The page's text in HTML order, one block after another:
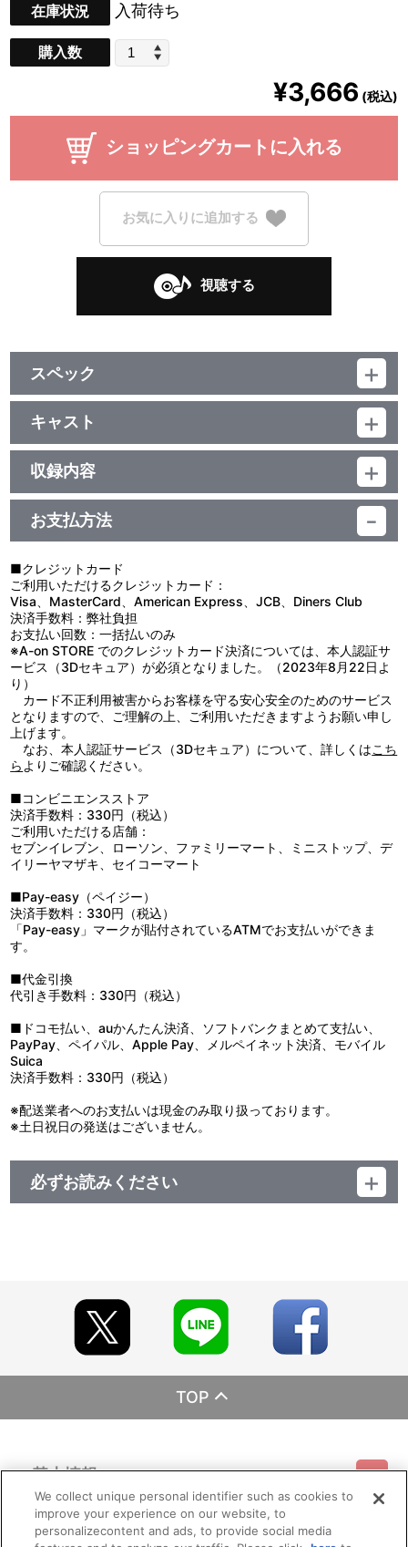
在庫状況 入荷待ち
購入数
¥3,666 (税込)
ショッピングカートに入れる
お気に入りに追加する
視聴する
スペック
品番：LACA-9285
ジャンル：国内アニメ音楽
アルバム
／119分
キャスト
中西亮輔(音楽)/CooRie/yozuca*/森園立夏(CV.新田恵海)/森園立夏
(CV.新田恵海)、芳乃シャルル(CV.宮崎羽衣)、葛木姫乃(CV.佐々木
未来)、瑠川さら(CV.桜咲千依)、陽ノ下葵(CV.海保えりか)
収録内容
＜収録曲＞
1：サクラの伝説 （Ｍ３８）
2：サクラハッピーイノベーション （ＴＶ ｓｉｚｅ） （ＴＶ
アニメ『Ｄ．Ｃ．Ⅲ～ダ・カーポⅢ～』オープニングテーマ）
3：謎の… （Ｍ３７）
4：朝の吐息 （Ｍ０２）
5：ほのぼのとコミカルに （Ｍ０５）
6：翻弄される清隆 （Ｍ２２）
7：上から立夏 （Ｍ１６）
8：乙女の秘密会議 （Ｍ１０）
9：回想、優しく （Ｍ２９）
11：信じる気持ち （Ｍ３１）
12：シャルル（ｈａｐｐｙ ｇｉｆｔ） （Ｍ１２）
13：可愛らしくも意味ありげ （Ｍ１９）
14：何気ない１日のはじまり （Ｍ０１）
15：コミカルなシリアス （Ｍ２３）
17：陽のあたる教室 （Ｍ１７）
18：会いたいよ （ＴＶ ｓｉｚｅ） （ＴＶアニメ『Ｄ．Ｃ．Ⅲ
～ダ・カーポⅢ～』エンディングテーマ）
19：優しさ （Ｍ２８）
21：葵（青い空の下で） （Ｍ１５）
22：乙女たちの応酬 （Ｍ２５）
24：Ａ ｃｈｉｌｄ’ｓ ｔｏｙ （Ｍ２０）
25：さわやかな朝 （Ｍ０３）
26：明朗快活 （Ｍ０６）
27：緊迫 （Ｍ１８）
29：悲しみ （Ｍ３３）
30：デート （Ｍ３９）
32：メグル （ＴＶ ｓｉｚｅ） （ＴＶアニメ『Ｄ．Ｃ．Ⅲ～
ダ・カーポⅢ～』エンディングテーマ）
5：さくらの木 （Ｍ４２）
6：夕暮れ時 （Ｍ０４）
7：悲壮 （Ｍ３５）
8：暗い想い出 （Ｍ２６）
10：別れの予感 （Ｍ３４）
11：せつなさ （Ｏｐｅｎｉｎｇ Ａｒｒａｎｇｅ）
16：Ｍ０９ ［未使用ＢＧＭ］
17：Ｍ１１ ［未使用ＢＧＭ］
18：Ｍ２１ ［未使用ＢＧＭ］
お支払方法
■クレジットカード
ご利用いただけるクレジットカード：
Visa、MasterCard、American Express、JCB、Diners Club
決済手数料：弊社負担
お支払い回数：一括払いのみ
※A-on STORE でのクレジットカード決済については、本人認証サ
ービス（3Dセキュア）が必須となりました。（2023年8月22日よ
り）
カード不正利用被害からお客様を守る安心安全のためのサービス
となりますので、ご理解の上、ご利用いただきますようお願い申し
上げます。
なお、本人認証サービス（3Dセキュア）について、詳しくはこち
らよりご確認ください。
■コンビニエンスストア
決済手数料：330円（税込）
ご利用いただける店舗：
セブンイレブン、ローソン、ファミリーマート、ミニストップ、デ
イリーヤマザキ、セイコーマート
■Pay-easy（ペイジー）
決済手数料：330円（税込）
「Pay-easy」マークが貼付されているATMでお支払いができま
す。
■代金引換
代引き手数料：330円（税込）
■ドコモ払い、auかんたん決済、ソフトバンクまとめて支払い、
PayPay、ペイパル、Apple Pay、メルペイネット決済、モバイル
Suica
決済手数料：330円（税込）
※配送業者へのお支払いは現金のみ取り扱っております。
※土日祝日の発送はございません。
必ずお読みください
TOP
基本情報
利用規約 特定商取引法に基づく表示 プライバシーポリシー
ご利用情報
We collect unique personal identifier such as cookies to
improve your experience on our website, to
personalizecontent and ads, to provide social media